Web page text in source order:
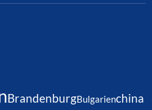
BrandenburgBulgarienchina